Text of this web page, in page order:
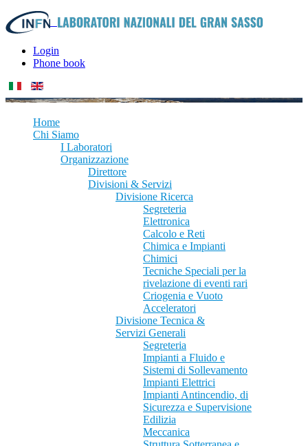
Login
Phone book
Home
Chi Siamo
I Laboratori
Organizzazione
Direttore
Divisioni & Servizi
Divisione Ricerca
Segreteria
Elettronica
Calcolo e Reti
Chimica e Impianti
Chimici
Tecniche Speciali per la
rivelazione di eventi rari
Criogenia e Vuoto
Acceleratori
Divisione Tecnica &
Servizi Generali
Segreteria
Impianti a Fluido e
Sistemi di Sollevamento
Impianti Elettrici
Impianti Antincendio, di
Sicurezza e Supervisione
Edilizia
Meccanica